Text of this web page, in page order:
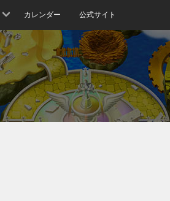
カレンダー 公式サイト